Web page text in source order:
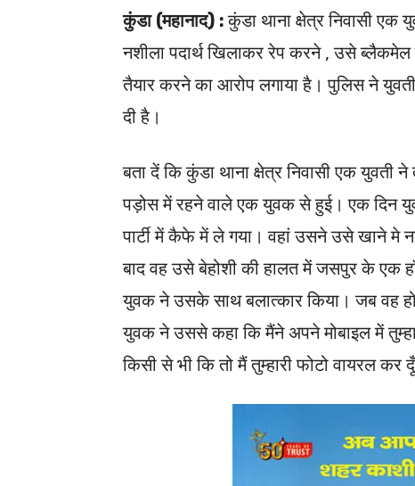
कुंडा (महानाद) :कुंडा थाना क्षेत्र निवासी
नशीला पदार्थ खिलाकर रेप करने , उसे
तैयार करने का आरोप लगाया है। पुलिस ने
दी है।
बता दें कि कुंडा थाना क्षेत्र निवासी एक
पड़ोस में रहने वाले एक युवक से हुई। एक दिन
पार्टी में कैफे में ले गया। वहां उसने उसे खाने मे
बाद वह उसे बेहोशी की हालत में जसपुर के एक
युवक ने उसके साथ बलात्कार किया। जब वह
युवक ने उससे कहा कि मैंने अपने मोबाइल में
किसी से भी कि तो मैं तुम्हारी फोटो वायरल कर